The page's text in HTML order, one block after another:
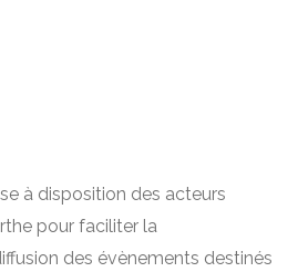
à disposition des acteurs
pour faciliter la
des évènements destinés